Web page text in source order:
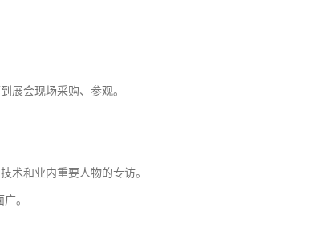
展会现场采购、参观。
术和业内重要人物的专访。
。